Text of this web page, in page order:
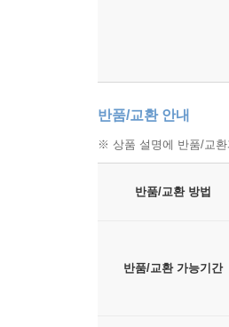
반품/교환 안내
※ 상품 설명에 반품/교
반품/교환 방법
반품/교환 가능기간